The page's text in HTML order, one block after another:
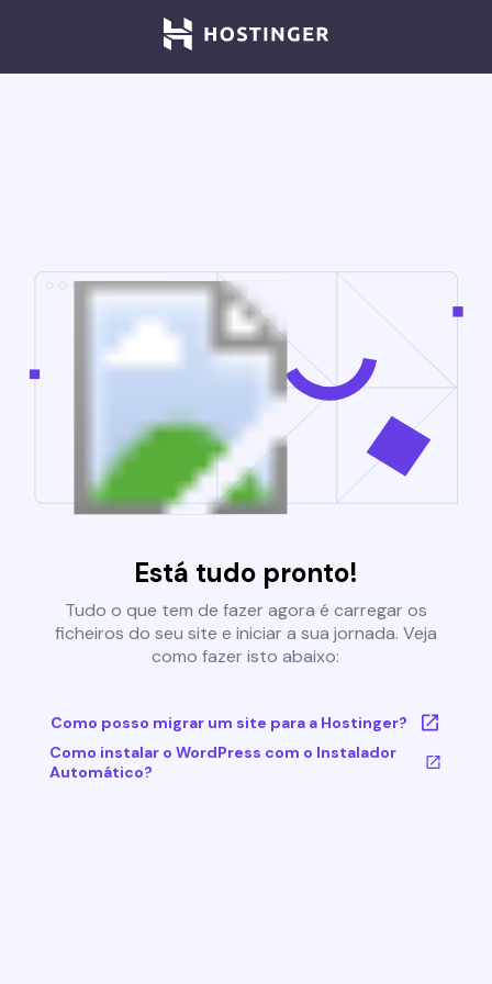
Está tudo pronto!
Tudo o que tem de fazer agora é carregar os
ficheiros do seu site e iniciar a sua jornada. Veja
como fazer isto abaixo:
Como posso migrar um site para a Hostinger?
Como instalar o WordPress com o Instalador
Automático?